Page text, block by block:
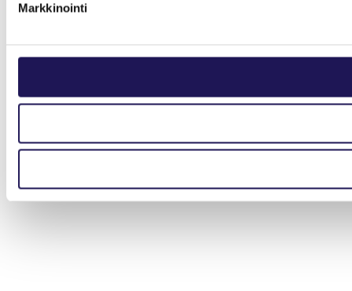
Markkinointi